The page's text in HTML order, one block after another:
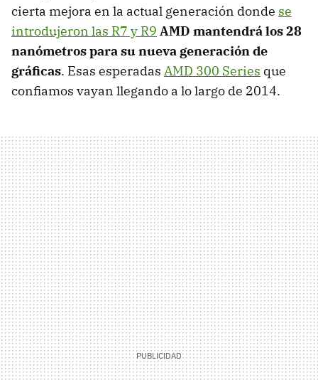
cierta mejora en la actual generación donde se
introdujeron las R7 y R9 AMD mantendrá los 28
nanómetros para su nueva generación de
gráficas. Esas esperadas AMD 300 Series que
confiamos vayan llegando a lo largo de 2014.